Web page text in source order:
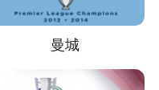
曼城